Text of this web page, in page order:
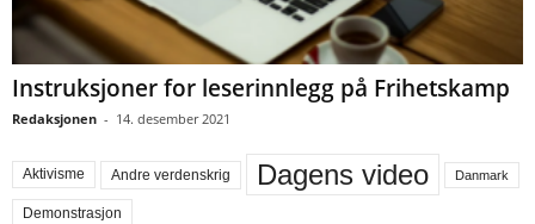
Instruksjoner for leserinnlegg på Frihetskamp
Redaksjonen - 14. desember 2021
Aktivisme Andre verdenskrig Dagens video Danmark
Demonstrasjon